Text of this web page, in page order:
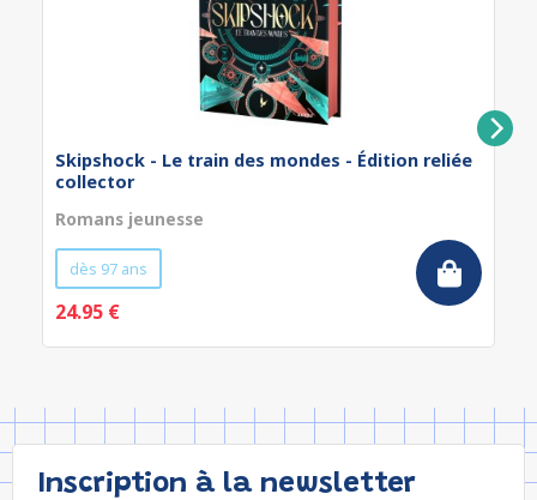
Skipshock - Le train des mondes - Édition reliée
collector
Romans jeunesse
dès 97 ans
24.95 €
Inscription à la newsletter